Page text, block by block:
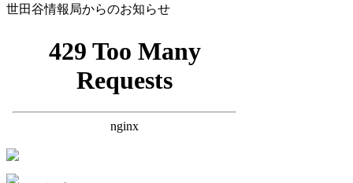
世田谷情報局からのお知らせ